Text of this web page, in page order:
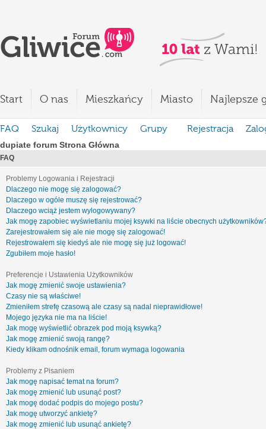
Start O nas Mieszkańcy Miasto Najlepsze
FAQ Szukaj Użytkownicy Grupy Rejestracja
dupiate forum Strona Główna
FAQ
Problemy Logowania i Rejestracji
Dlaczego nie mogę się zalogować?
Dlaczego w ogóle muszę się rejestrować?
Dlaczego wciąż jestem wylogowywany?
Jak mogę zapobiec wyświetlaniu mojej ksywki na liście obecnych
Zarejestrowałem się ale nie mogę się zalogować!
Rejestrowałem się kiedyś ale nie mogę się już logować!
Zgubiłem moje hasło!
Preferencje i Ustawienia Użytkowników
Jak mogę zmienić swoje ustawienia?
Czasy nie są właściwe!
Zmieniłem strefę czasową ale czasy są nadal nieprawidłowe!
Mojego języka nie ma na liście!
Jak mogę wyświetlić obrazek pod moją ksywką?
Jak mogę zmienić swoją rangę?
Kiedy klikam odnośnik email, forum wymaga logowania
Problemy z Pisaniem
Jak mogę napisać temat na forum?
Jak mogę zmienić lub usunąć post?
Jak mogę dodać podpis do mojego postu?
Jak mogę utworzyć ankietę?
Jak mogę zmienić lub usunąć ankietę?